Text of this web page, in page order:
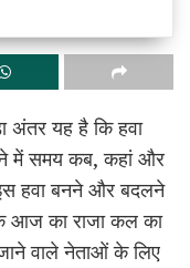
अंतर यह है कि हवा
में समय कब, कहां और
हवा बनने और बदलने
आज का राजा कल का
वाले नेताओं के लिए